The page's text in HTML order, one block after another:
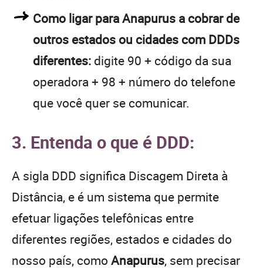
Como ligar para Anapurus a cobrar de
outros estados ou cidades com DDDs
diferentes: digite 90 + código da sua
operadora + 98 + número do telefone
que você quer se comunicar.
3. Entenda o que é DDD:
A sigla DDD significa Discagem Direta à
Distância, e é um sistema que permite
efetuar ligações telefônicas entre
diferentes regiões, estados e cidades do
nosso país, como Anapurus, sem precisar